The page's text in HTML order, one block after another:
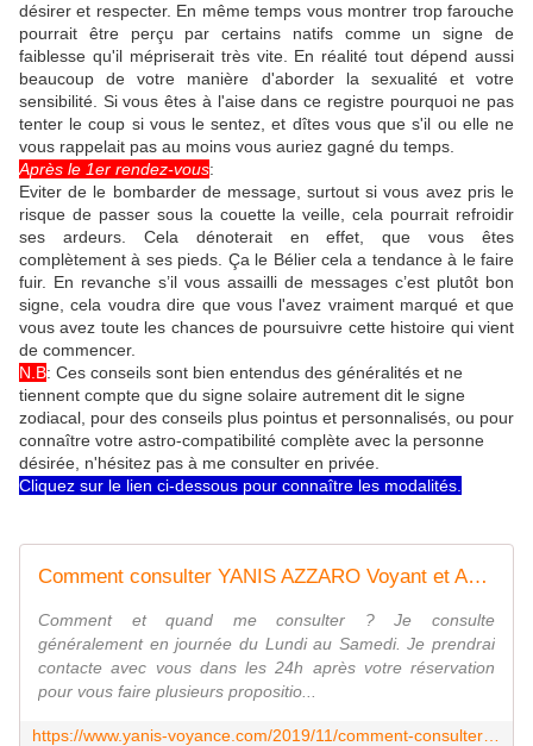
désirer et respecter. En même temps vous montrer trop farouche
pourrait être perçu par certains natifs comme un signe de
faiblesse qu'il mépriserait très vite. En réalité tout dépend aussi
beaucoup de votre manière d'aborder la sexualité et votre
sensibilité. Si vous êtes à l'aise dans ce registre pourquoi ne pas
tenter le coup si vous le sentez, et dîtes vous que s'il ou elle ne
vous rappelait pas au moins vous auriez gagné du temps.
Après le 1er rendez-vous:
Eviter de le bombarder de message, surtout si vous avez pris le
risque de passer sous la couette la veille, cela pourrait refroidir
ses ardeurs. Cela dénoterait en effet, que vous êtes
complètement à ses pieds. Ça le Bélier cela a tendance à le faire
fuir. En revanche s’il vous assailli de messages c’est plutôt bon
signe, cela voudra dire que vous l'avez vraiment marqué et que
vous avez toute les chances de poursuivre cette histoire qui vient
de commencer.
N.B: Ces conseils sont bien entendus des généralités et ne
tiennent compte que du signe solaire autrement dit le signe
zodiacal, pour des conseils plus pointus et personnalisés, ou pour
connaître votre astro-compatibilité complète avec la personne
désirée, n'hésitez pas à me consulter en privée.
Cliquez sur le lien ci-dessous pour connaître les modalités.
Comment consulter YANIS AZZARO Voyant et Astrologue ? - Yanis Azzaro Voyance Astrologue
Comment et quand me consulter ? Je consulte
généralement en journée du Lundi au Samedi. Je prendrai
contacte avec vous dans les 24h après votre réservation
pour vous faire plusieurs propositio...